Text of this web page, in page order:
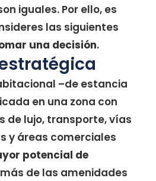
iguales. Por ello, es
las siguientes
una decisión.
–de estancia
en una zona con
de lujo, transporte, vías
y áreas comerciales
potencial de
de las amenidades